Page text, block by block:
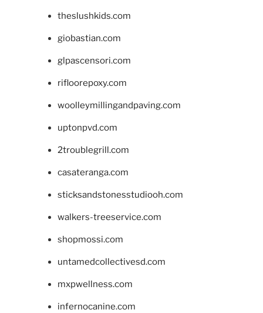
theslushkids.com
giobastian.com
glpascensori.com
rifloorepoxy.com
woolleymillingandpaving.com
uptonpvd.com
2troublegrill.com
casateranga.com
sticksandstonesstudiooh.com
walkers-treeservice.com
shopmossi.com
untamedcollectivesd.com
mxpwellness.com
infernocanine.com